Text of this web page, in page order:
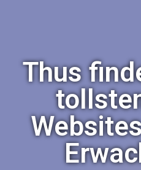
Thus